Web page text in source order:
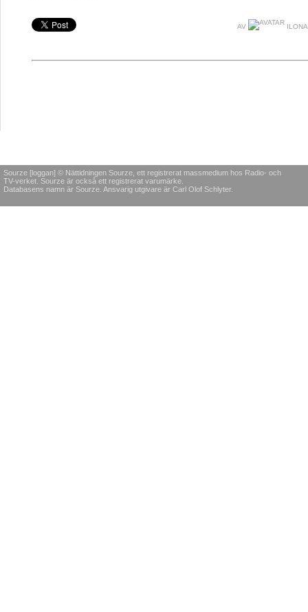
AV
Sourze [loggan] © Nättidningen Sourze, ett registrerat massmedium hos Radio- och
TV-verket. Sourze är också ett registrerat varumärke.
Databasens namn är Sourze. Ansvarig utgivare är Carl Olof Schlyter.